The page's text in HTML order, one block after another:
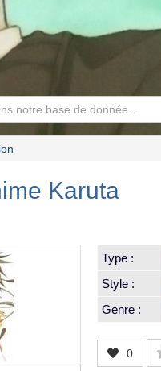
Karuta
Type :
Style :
Genre :
0